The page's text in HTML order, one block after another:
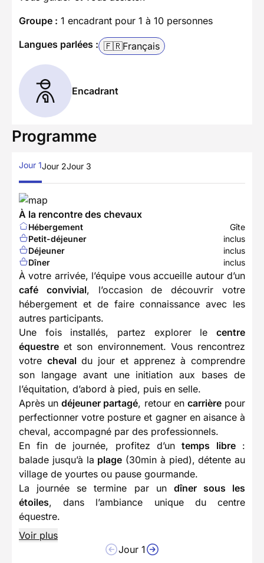
Groupe : 1 encadrant pour 1 à 10 personnes
Langues parlées : 🇫🇷Français
Encadrant
Programme
Jour 1Jour 2Jour 3
À la rencontre des chevaux
Hébergement
Gîte
Petit-déjeuner
inclus
Déjeuner
inclus
Dîner
inclus
À votre arrivée, l’équipe vous accueille autour d’un
café convivial, l’occasion de découvrir votre
hébergement et de faire connaissance avec les
autres participants.
Une fois installés, partez explorer le centre
équestre et son environnement. Vous rencontrez
votre chevaldu jour et apprenez à comprendre
son langage avant une initiation aux bases de
l’équitation, d’abord à pied, puis en selle.
Après undéjeuner partagé, retour en carrièrepour
perfectionner votre posture et gagner en aisance à
cheval, accompagné par des professionnels.
En fin de journée, profitez d’untemps libre:
balade jusqu’à la plage (30min à pied), détente au
village de yourtes ou pause gourmande.
La journée se termine par un dîner sous les
étoiles, dans l’ambiance unique du centre
équestre.
Voir plus
Jour 1